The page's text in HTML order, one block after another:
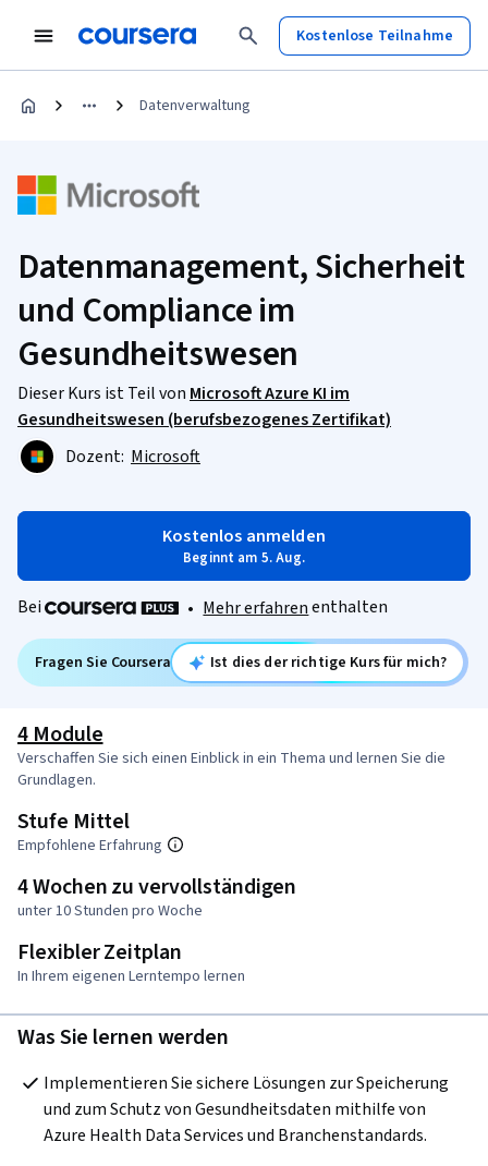
Kostenlose Teilnahme
Datenverwaltung
Datenmanagement, Sicherheit
und Compliance im
Gesundheitswesen
Dieser Kurs ist Teil von Microsoft Azure KI im
Gesundheitswesen (berufsbezogenes Zertifikat)
Dozent: Microsoft
Kostenlos anmelden
Beginnt am 5. Aug.
Bei • Mehr erfahrenenthalten
Fragen Sie Coursera Ist dies der richtige Kurs für mich?
4 Module
Verschaffen Sie sich einen Einblick in ein Thema und lernen Sie die
Grundlagen.
Stufe Mittel
Empfohlene Erfahrung
4 Wochen zu vervollständigen
unter 10 Stunden pro Woche
Flexibler Zeitplan
In Ihrem eigenen Lerntempo lernen
Was Sie lernen werden
Implementieren Sie sichere Lösungen zur Speicherung
und zum Schutz von Gesundheitsdaten mithilfe von
Azure Health Data Services und Branchenstandards.